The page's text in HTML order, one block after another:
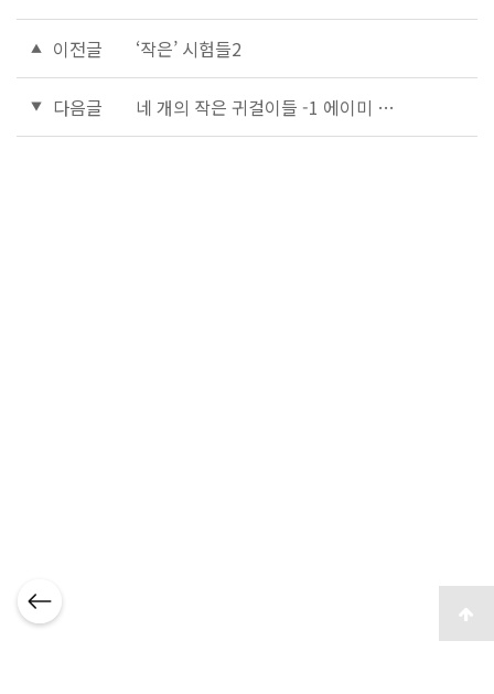
이전글 ‘작은’ 시험들2
다음글 네 개의 작은 귀걸이들 -1 에이미 쉐랄드의 꼬마 에이미:인도15